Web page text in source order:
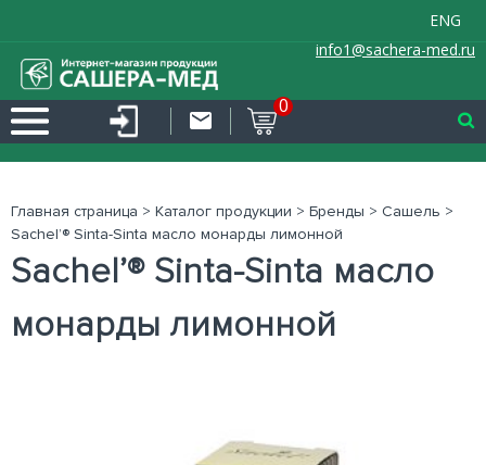
ENG
info1@sachera-med.ru
0
Главная страница > Каталог продукции > Бренды > Сашель >
Sachel’® Sinta-Sinta масло монарды лимонной
Sachel’® Sinta-Sinta масло
монарды лимонной